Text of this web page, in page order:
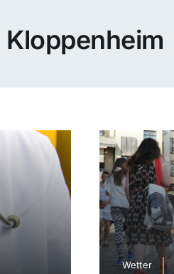
Kloppenheim
Wetter